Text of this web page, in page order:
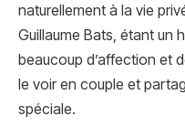
naturellement à la vie
Guillaume Bats, étant un
beaucoup d’affection et
le voir en couple et
spéciale.